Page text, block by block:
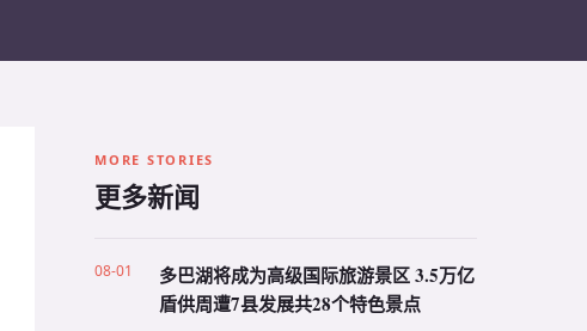
MORE STORIES
更多新闻
08-01
多巴湖将成为高级国际旅游景区 3.5万亿
盾供周遭7县发展共28个特色景点